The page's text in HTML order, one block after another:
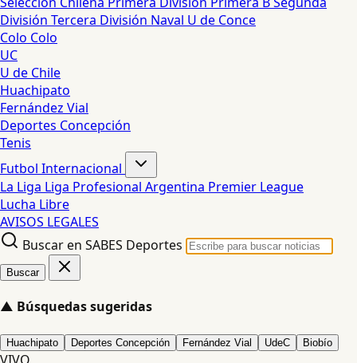
División Tercera División Naval U de Conce
Colo Colo
UC
U de Chile
Huachipato
Fernández Vial
Deportes Concepción
Tenis
Futbol Internacional
La Liga Liga Profesional Argentina Premier League
Lucha Libre
AVISOS LEGALES
Buscar en SABES Deportes
Buscar
▲ Búsquedas sugeridas
Huachipato Deportes Concepción Fernández Vial UdeC Biobío
VIVO